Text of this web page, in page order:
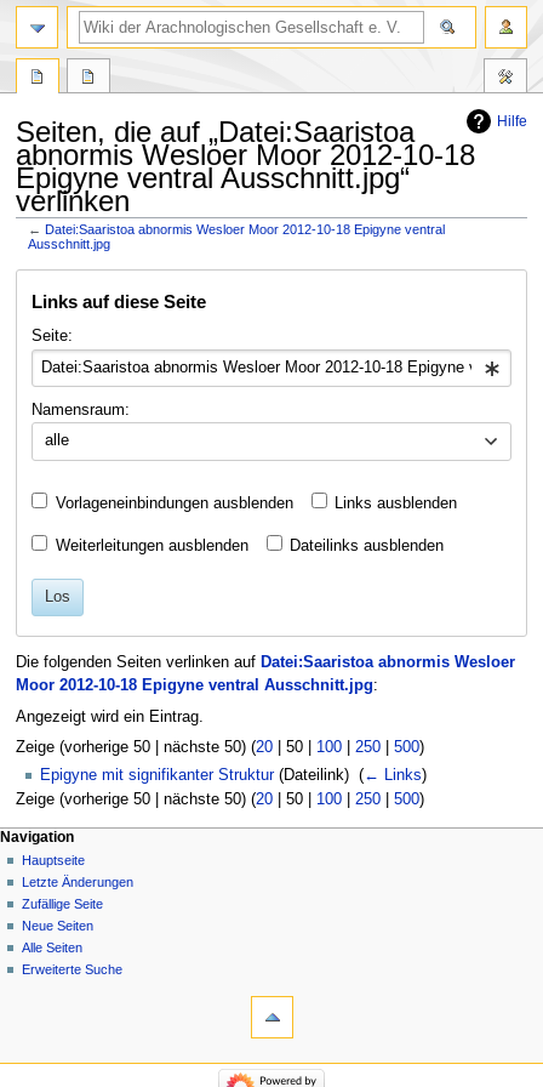
Hilfe
Seiten, die auf „Datei:Saaristoa
abnormis Wesloer Moor 2012-10-18
Epigyne ventral Ausschnitt.jpg“
verlinken
←Datei:Saaristoa abnormis Wesloer Moor 2012-10-18 Epigyne ventral
Ausschnitt.jpg
Navigation
Suche
Links auf diese Seite
Seite:
Namensraum:
alle
Vorlageneinbindungen ausblenden Links ausblenden
Weiterleitungen ausblenden Dateilinks ausblenden
Los
Die folgenden Seiten verlinken auf Datei:Saaristoa abnormis Wesloer
Moor 2012-10-18 Epigyne ventral Ausschnitt.jpg:
Angezeigt wird ein Eintrag.
Zeige (vorherige 50| nächste 50) (20| 50| 100| 250| 500)
Epigyne mit signifikanter Struktur(Dateilink) ‎ (← Links)
Zeige (vorherige 50| nächste 50) (20| 50| 100| 250| 500)
Navigation
Hauptseite
Letzte Änderungen
Zufällige Seite
Neue Seiten
Alle Seiten
Erweiterte Suche